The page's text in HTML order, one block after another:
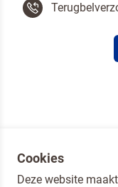
afbeelding van de
Cookies
Deze website